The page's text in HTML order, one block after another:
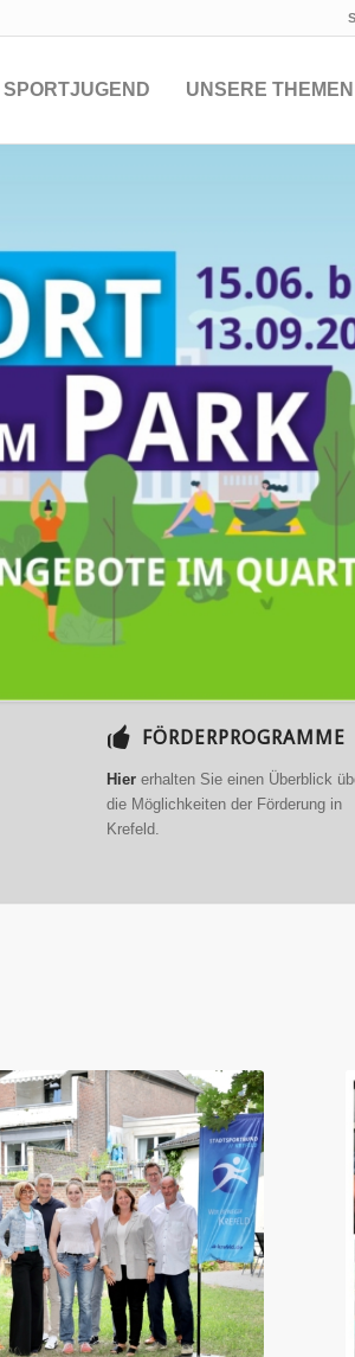
SPORTJUGEND UNSERE THEMEN
FÖRDERPROGRAMME
Hier erhalten Sie einen Überblick
die Möglichkeiten der Förderung in
Krefeld.